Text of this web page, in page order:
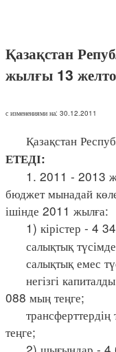
Қазақстан
жылғы 13
с изменениями на: 30.12.2011
Қазақстан
ЕТЕДІ:
1. 2011 - 2013
бюджет мынадай
ішінде 2011 жылға:
1) кірістер - 4
салықтық
салықтық емес
негізгі
088 мың теңге;
трансферттердің
теңге;
2) шығындар - 4